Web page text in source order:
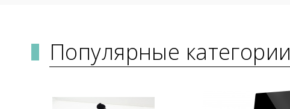
Популярные категории